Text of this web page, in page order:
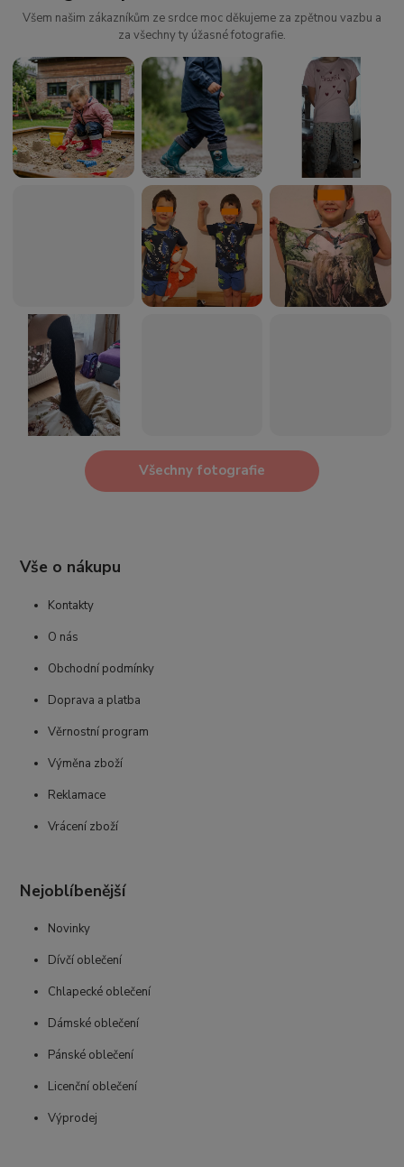
Všem našim zákazníkům ze srdce moc děkujeme za zpětnou vazbu a
za všechny ty úžasné fotografie.
Všechny fotografie
Vše o nákupu
Kontakty
O nás
Obchodní podmínky
Doprava a platba
Věrnostní program
Výměna zboží
Reklamace
Vrácení zboží
Nejoblíbenější
Novinky
Dívčí oblečení
Chlapecké oblečení
Dámské oblečení
Pánské oblečení
Licenční oblečení
Výprodej